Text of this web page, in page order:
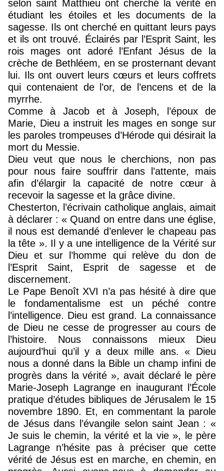
selon saint Matthieu ont cherché la vérité en
étudiant les étoiles et les documents de la
sagesse. Ils ont cherché en quittant leurs pays
et ils ont trouvé. Éclairés par l’Esprit Saint, les
rois mages ont adoré l’Enfant Jésus de la
crèche de Bethléem, en se prosternant devant
lui. Ils ont ouvert leurs cœurs et leurs coffrets
qui contenaient de l’or, de l’encens et de la
myrrhe.
Comme à Jacob et à Joseph, l’époux de
Marie, Dieu a instruit les mages en songe sur
les paroles trompeuses d’Hérode qui désirait la
mort du Messie.
Dieu veut que nous le cherchions, non pas
pour nous faire souffrir dans l’attente, mais
afin d’élargir la capacité de notre cœur à
recevoir la sagesse et la grâce divine.
Chesterton, l’écrivain catholique anglais, aimait
à déclarer : « Quand on entre dans une église,
il nous est demandé d’enlever le chapeau pas
la tête ». Il y a une intelligence de la Vérité sur
Dieu et sur l’homme qui relève du don de
l’Esprit Saint, Esprit de sagesse et de
discernement.
Le Pape Benoît XVI n’a pas hésité à dire que
le fondamentalisme est un péché contre
l’intelligence. Dieu est grand. La connaissance
de Dieu ne cesse de progresser au cours de
l’histoire. Nous connaissons mieux Dieu
aujourd’hui qu’il y a deux mille ans. « Dieu
nous a donné dans la Bible un champ infini de
progrès dans la vérité », avait déclaré le père
Marie-Joseph Lagrange en inaugurant l’École
pratique d’études bibliques de Jérusalem le 15
novembre 1890. Et, en commentant la parole
de Jésus dans l’évangile selon saint Jean : «
Je suis le chemin, la vérité et la vie », le père
Lagrange n’hésite pas à préciser que cette
vérité de Jésus est en marche, en chemin, en